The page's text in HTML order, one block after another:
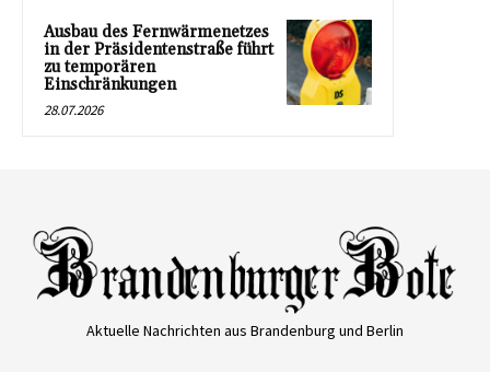
Ausbau des Fernwärmenetzes
in der Präsidentenstraße führt
zu temporären
Einschränkungen
28.07.2026
Aktuelle Nachrichten aus Brandenburg und Berlin